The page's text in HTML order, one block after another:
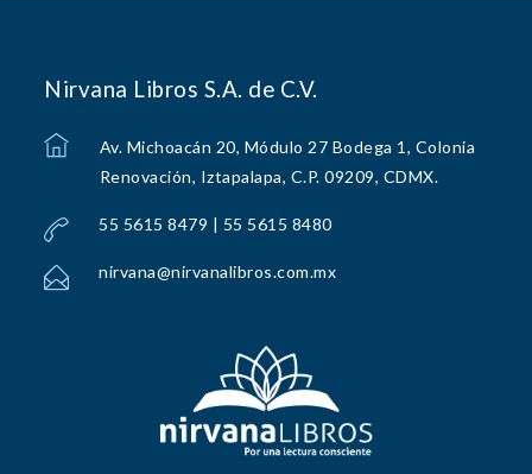
Nirvana Libros S.A. de C.V.
Av. Michoacán 20, Módulo 27 Bodega 1, Colonia
Renovación, Iztapalapa, C.P. 09209, CDMX.
55 5615 8479 | 55 5615 8480
nirvana@nirvanalibros.com.mx